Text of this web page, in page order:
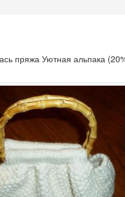
пряжа Уютная альпака